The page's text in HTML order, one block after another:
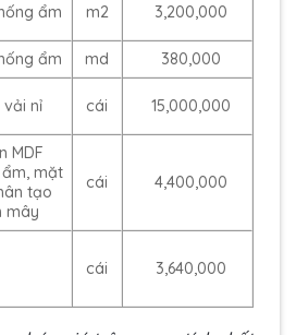
ẩm m2 3,200,000
ẩm md
380,000
vải nỉ cái 15,000,000
MDF
mặt
tạo
mây
cái 4,400,000
cái 3,640,000